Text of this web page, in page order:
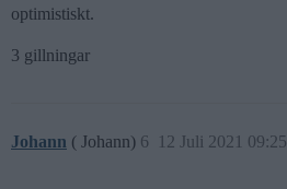
optimistiskt.
3 gillningar
Johann ( Johann) 12 Juli 2021 09:25
6